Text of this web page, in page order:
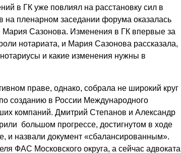
в ГК уже повлиял на расстановку сил в
на пленарном заседании форума оказалась
Сазонова. Изменения в ГК впервые за
нотариата, и Мария Сазонова рассказала,
и какие изменения нужны в
праве, однако, собрала не широкий круг
созданию в России Международного
компаний. Дмитрий Степанов и Александр
большом прогрессе, достигнутом в ходе
и назвали документ «сбалансированным».
ФАС Московского округа, а сейчас адвоката